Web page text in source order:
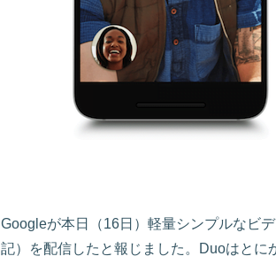
Googleが本日（16日）軽量シンプルなビ
記）を配信したと報じました。Duoはとに